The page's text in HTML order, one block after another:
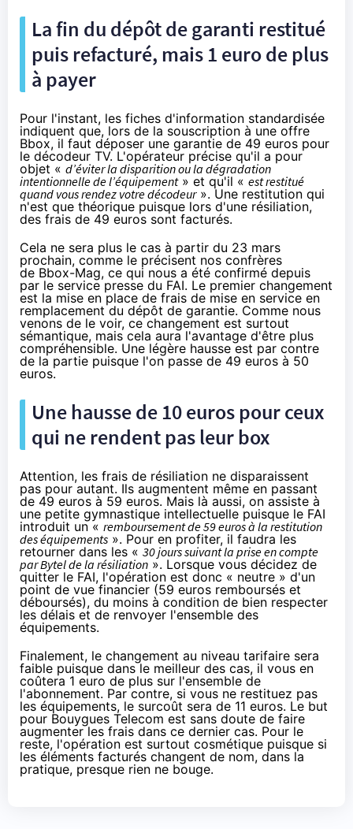
La fin du dépôt de garanti restitué
puis refacturé, mais 1 euro de plus
à payer
Pour l'instant, les fiches d'information standardisée
indiquent que, lors de la souscription à une offre
Bbox, il faut déposer une garantie de 49 euros pour
le décodeur TV. L'opérateur précise qu'il a pour
objet « d’éviter la disparition ou la dégradation
intentionnelle de l’équipement» et qu'il « est restitué
quand vous rendez votre décodeur». Une restitution qui
n'est que théorique puisque lors d'une résiliation,
des frais de 49 euros sont facturés.
Cela ne sera plus le cas à partir du 23 mars
prochain, comme le précisent nos confrères
de Bbox-Mag, ce qui nous a été confirmé depuis
par le service presse du FAI. Le premier changement
est la mise en place de frais de mise en service en
remplacement du dépôt de garantie. Comme nous
venons de le voir, ce changement est surtout
sémantique, mais cela aura l'avantage d'être plus
compréhensible. Une légère hausse est par contre
de la partie puisque l'on passe de 49 euros à 50
euros.
Une hausse de 10 euros pour ceux
qui ne rendent pas leur box
Attention, les frais de résiliation ne disparaissent
pas pour autant. Ils augmentent même en passant
de 49 euros à 59 euros. Mais là aussi, on assiste à
une petite gymnastique intellectuelle puisque le FAI
introduit un « remboursement de 59 euros à la restitution
des équipements ». Pour en profiter, il faudra les
retourner dans les « 30 jours suivant la prise en compte
par Bytel de la résiliation ». Lorsque vous décidez de
quitter le FAI, l'opération est donc « neutre » d'un
point de vue financier (59 euros remboursés et
déboursés), du moins à condition de bien respecter
les délais et de renvoyer l'ensemble des
équipements.
Finalement, le changement au niveau tarifaire sera
faible puisque dans le meilleur des cas, il vous en
coûtera 1 euro de plus sur l'ensemble de
l'abonnement. Par contre, si vous ne restituez pas
les équipements, le surcoût sera de 11 euros. Le but
pour Bouygues Telecom est sans doute de faire
augmenter les frais dans ce dernier cas. Pour le
reste, l'opération est surtout cosmétique puisque si
les éléments facturés changent de nom, dans la
pratique, presque rien ne bouge.